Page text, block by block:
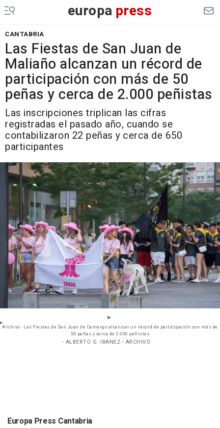
europa press
CANTABRIA
Las Fiestas de San Juan de
Maliaño alcanzan un récord de
participación con más de 50
peñas y cerca de 2.000 peñistas
Las inscripciones triplican las cifras
registradas el pasado año, cuando se
contabilizaron 22 peñas y cerca de 650
participantes
Archivo - Las Fiestas de San Juan de Camargo alcanzan un récord de participación con más de
50 peñas y cerca de 2.000 peñistas
- ALBERTO G. IBANEZ - ARCHIVO
Europa Press Cantabria